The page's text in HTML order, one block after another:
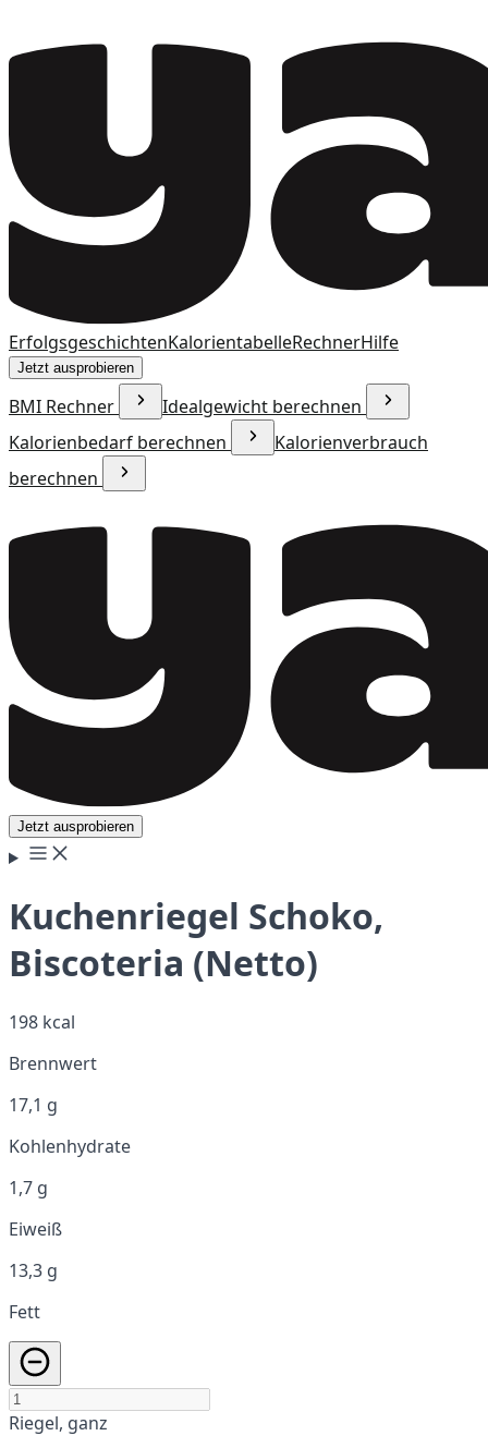
ErfolgsgeschichtenKalorientabelleRechnerHilfe
Jetzt ausprobieren
BMI Rechner
Idealgewicht berechnen
Kalorienbedarf berechnen
Kalorienverbrauch
berechnen
Jetzt ausprobieren
Kuchenriegel Schoko,
Biscoteria (Netto)
198 kcal
Brennwert
17,1 g
Kohlenhydrate
1,7 g
Eiweiß
13,3 g
Fett
Riegel, ganz